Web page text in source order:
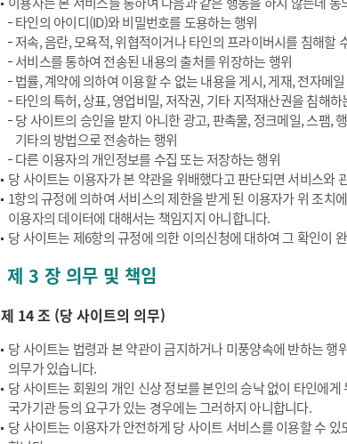
타인의 아이디(ID)와 비밀번호를 도용하는 행위
저속, 음란, 모욕적, 위협적이거나 타인의 프라이버시를 침해할
서비스를 통하여 전송된 내용의 출처를 위장하는 행위
법률, 계약에 의하여 이용할 수 없는 내용을 게시, 게재, 전자메
타인의 특허, 상표, 영업비밀, 저작권, 기타 지적재산권을 침해
당 사이트의 승인을 받지 아니한 광고, 판촉물, 정크메일, 스팸,
기타의 방법으로 전송하는 행위
다른 이용자의 개인정보를 수집 또는 저장하는 행위
당 사이트는 이용자가 본 약관을 위배했다고 판단되면 서비스와
1항의 규정에 의하여 서비스의 제한을 받게 된 이용자가 위 조치
이용자의 데이터에 대해서는 책임지지 아니합니다.
당 사이트는 제6항의 규정에 의한 이의신청에 대하여 그 확인이
제 3 장 의무 및 책임
제 14 조 (당 사이트의 의무)
당 사이트는 법령과 본 약관이 금지하거나 미풍양속에 반하는
의무가 있습니다.
당 사이트는 회원의 개인 신상 정보를 본인의 승낙 없이 타인에
국가기관 등의 요구가 있는 경우에는 그러하지 아니합니다.
당 사이트는 이용자가 안전하게 당 사이트 서비스를 이용할 수